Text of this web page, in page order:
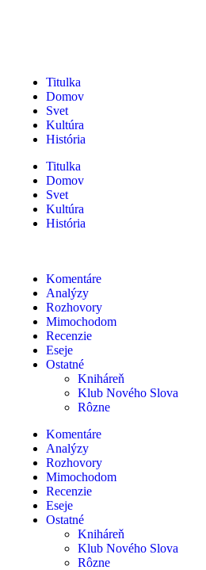
Titulka
Domov
Svet
Kultúra
História
Titulka
Domov
Svet
Kultúra
História
Komentáre
Analýzy
Rozhovory
Mimochodom
Recenzie
Eseje
Ostatné
Kniháreň
Klub Nového Slova
Rôzne
Komentáre
Analýzy
Rozhovory
Mimochodom
Recenzie
Eseje
Ostatné
Kniháreň
Klub Nového Slova
Rôzne